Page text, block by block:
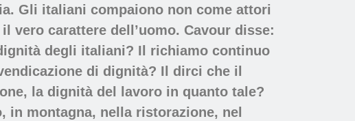
Gli italiani compaiono non come attori
vero carattere dell’uomo. Cavour disse:
degli italiani? Il richiamo continuo
di dignità? Il dirci che il
la dignità del lavoro in quanto tale?
in montagna, nella ristorazione, nel